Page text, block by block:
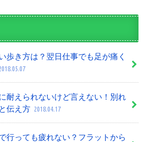
歩き方は？翌日仕事でも足が痛く
耐えられないけど言えない！別れ
伝え方 2018.04.17
行っても疲れない？フラットから